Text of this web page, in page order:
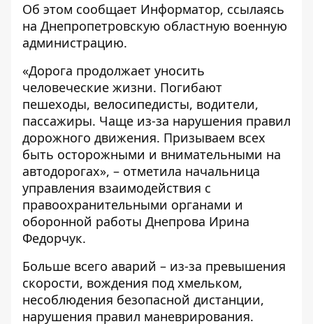
Об этом сообщает Информатор, ссылаясь
на Днепропетровскую областную военную
администрацию.
«Дорога продолжает уносить
человеческие жизни. Погибают
пешеходы, велосипедисты, водители,
пассажиры. Чаще из-за нарушения правил
дорожного движения. Призываем всех
быть осторожными и внимательными на
автодорогах», – отметила начальница
управления взаимодействия с
правоохранительными органами и
оборонной работы Днепрова Ирина
Федорчук.
Больше всего аварий – из-за превышения
скорости, вождения под хмельком,
несоблюдения безопасной дистанции,
нарушения правил маневрирования.